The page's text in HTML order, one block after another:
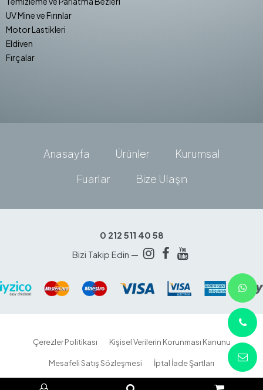
UV Mine ve Fırınlar
Motor Lastikleri
Eldiven
Fırçalar
Anasayfa Ürünler
Kurumsal
Fuarlar
Bize Ulaşın
0 212 511 40 58
Bizi Takip Edin —
Çerezler Politikası Kişisel Verilerin Korunması Kanunu
Mesafeli Satış Sözleşmesi İptal İade Şartları
Yurt İçi Gönderim Bilgileri